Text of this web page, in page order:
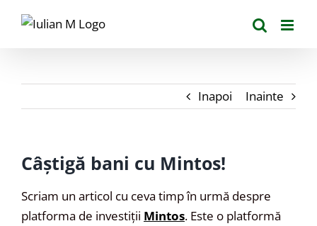
Inapoi Inainte
Câștigă bani cu Mintos!
Scriam un articol cu ceva timp în urmă despre
platforma de investiții Mintos. Este o platformă